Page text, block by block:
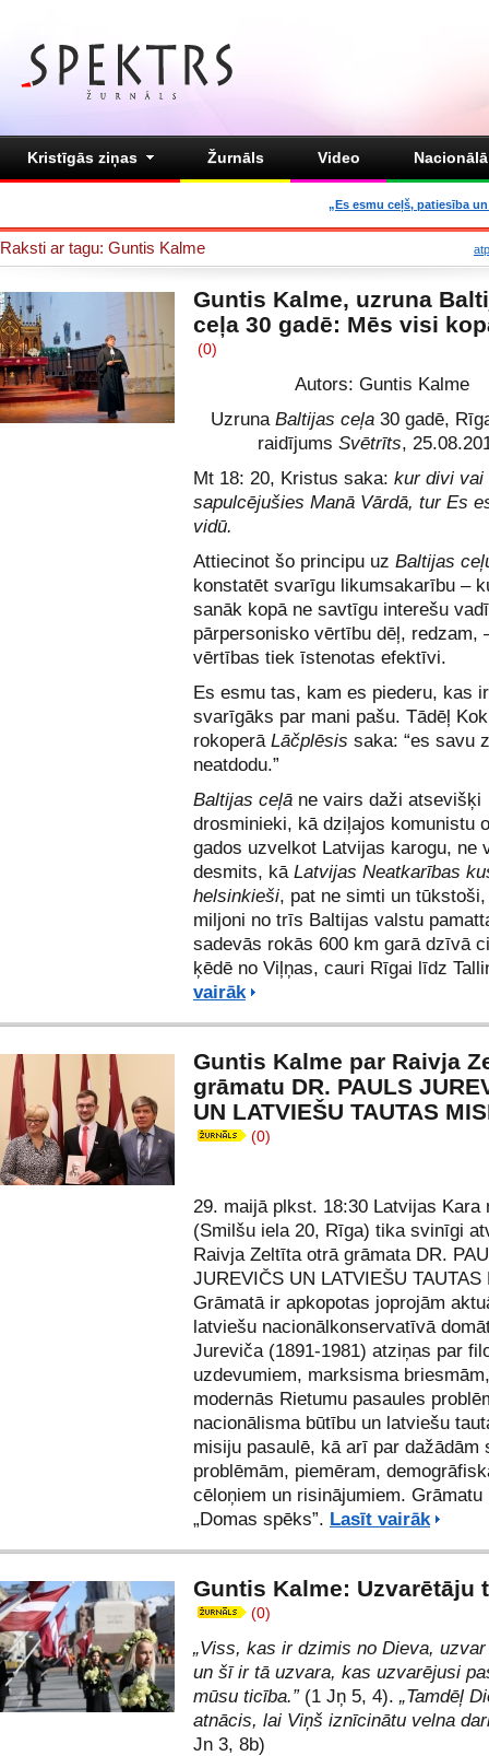
Kristīgās ziņas Žurnāls Video
„Es esmu ceļš, patiesība
Raksti ar tagu: Guntis Kalme
Guntis Kalme, uzruna
ceļa 30 gadē: Mēs visi
(0)
Autors: Guntis Kalme
Uzruna Baltijas ceļa 30 gadē,
raidījums Svētrīts,
Mt 18: 20, Kristus saka: kur divi vai
sapulcējušies Manā Vārdā, tur Es
vidū.
Attiecinot šo principu uz Baltijas
konstatēt svarīgu likumsakarību –
sanāk kopā ne savtīgu interešu
pārpersonisko vērtību dēļ, redzam,
vērtības tiek īstenotas efektīvi.
Es esmu tas, kam es piederu, kas
svarīgāks par mani pašu. Tādēļ
rokoperā Lāčplēsis saka: “es savu
neatdodu.”
Baltijas ceļā ne vairs daži atsevišķi
drosminieki, kā dziļajos komunistu
gados uzvelkot Latvijas karogu, ne
desmits, kā Latvijas Neatkarības
helsinkieši, pat ne simti un
miljoni no trīs Baltijas valstu
sadevās rokās 600 km garā dzīvā
ķēdē no Viļņas, cauri Rīgai līdz
vairāk
Guntis Kalme par Raivja
grāmatu DR. PAULS
UN LATVIEŠU TAUTAS
(0)
29. maijā plkst. 18:30 Latvijas Kara
(Smilšu iela 20, Rīga) tika svinīgi
Raivja Zeltītaotrā grāmata DR.
JUREVIČS UN LATVIEŠU TAUTAS
Grāmatā ir apkopotas joprojām
latviešu nacionālkonservatīvā
Jureviča (1891-1981) atziņas par
uzdevumiem, marksisma briesmām,
modernās Rietumu pasaules
nacionālisma būtību un latviešu
misiju pasaulē, kā arī par dažādām
problēmām, piemēram,
cēloņiem un risinājumiem. Grāmatu
„Domas spēks”. Lasīt vairāk
Guntis Kalme: Uzvarētāju
(0)
„Viss, kas ir dzimis no Dieva,
un šī ir tā uzvara, kas uzvarējusi
mūsu ticība.”(1 Jņ 5, 4). „Tamdēļ
atnācis, lai Viņš iznīcinātu velna
Jn 3, 8b)